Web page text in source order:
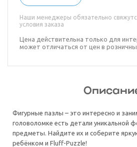
Наши менеджеры обязательно
условия заказа
Цена действительна только для
может отличаться от цен в
Фигурные пазлы – это интересно и
головоломке есть детали уникальной
предметы. Найдите их и соберите
ребёнком и Fluff-Puzzle!